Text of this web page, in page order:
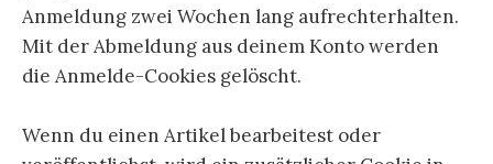
Anmeldung zwei Wochen lang aufrechterhalten.
Mit der Abmeldung aus deinem Konto werden
die Anmelde-Cookies gelöscht.
Wenn du einen Artikel bearbeitest oder